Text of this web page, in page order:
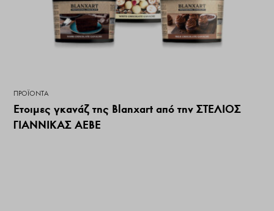
ΠΡΟΪΌΝΤΑ
Έτοιμες γκανάζ της Blanxart από την ΣΤΕΛΙΟΣ
ΓΙΑΝΝΙΚΑΣ ΑΕΒΕ